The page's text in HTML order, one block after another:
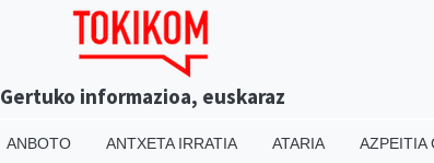
Gertuko informazioa, euskaraz
ANBOTO ANTXETA IRRATIA ATARIA AZPEITIA